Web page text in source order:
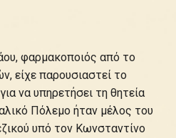
φαρμακοποιός από το
είχε παρουσιαστεί το
να υπηρετήσει τη θητεία
Πόλεμο ήταν μέλος του
υπό τον Κωνσταντίνο